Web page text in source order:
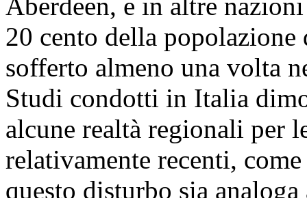
20 cento della
sofferto almeno una volta
Studi condotti in Italia
alcune realtà regionali per
relativamente recenti,
questo disturbo sia